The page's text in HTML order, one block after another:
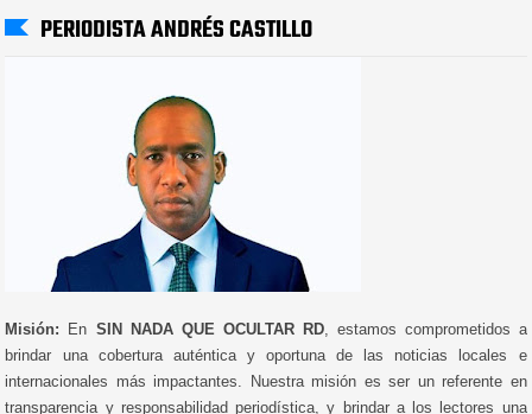
PERIODISTA ANDRÉS CASTILLO
Misión: En SIN NADA QUE OCULTAR RD, estamos comprometidos a
brindar una cobertura auténtica y oportuna de las noticias locales e
internacionales más impactantes. Nuestra misión es ser un referente en
transparencia y responsabilidad periodística, y brindar a los lectores una